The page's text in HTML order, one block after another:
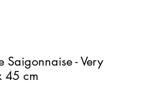
Saigonnaise - Very
45 cm